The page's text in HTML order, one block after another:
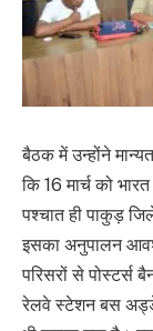
बैठक में उन्होंने
कि 16 मार्च को
पश्चात ही पाकुड़
इसका अनुपालन
परिसरों से पोस्टर्स
रेलवे स्टेशन बस अड्डे